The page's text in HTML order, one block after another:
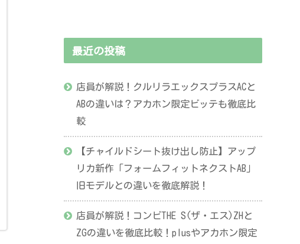
最近の投稿
店員が解説！クルリラエックスプラスACと
ABの違いは？アカホン限定ビッテも徹底比
較
【チャイルドシート抜け出し防止】アップ
リカ新作「フォームフィットネクストAB」
旧モデルとの違いを徹底解説！
店員が解説！コンビTHE S(ザ・エス)ZHと
ZGの違いを徹底比較！plusやアカホン限定